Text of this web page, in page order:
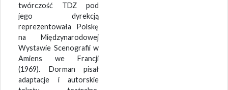
twórczość TDZ pod
jego dyrekcją
reprezentowała Polskę
na Międzynarodowej
Wystawie Scenografii w
Amiens we Francji
(1969). Dorman pisał
adaptacje i autorskie